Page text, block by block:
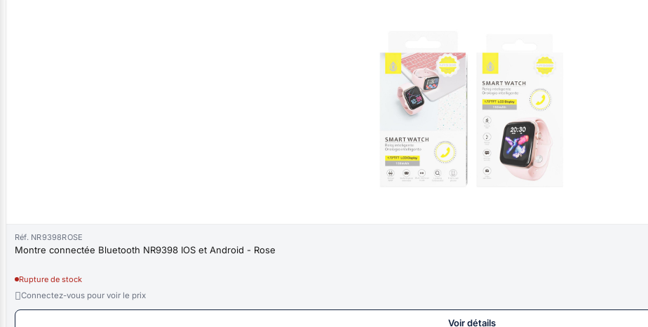
Réf. NR9398ROSE
Montre connectée Bluetooth NR9398 IOS et Android - Rose
Rupture de stock
Connectez-vous pour voir le prix
Voir détails